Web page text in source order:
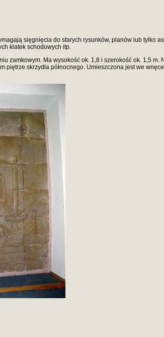
sięgnięcia do starych rysunków, planów lub tylko
klatek schodowych itp.
zamkowym. Ma wysokość ok. 1,8 i szerokość ok. 1,5 m.
skrzydła północnego. Umieszczona jest we